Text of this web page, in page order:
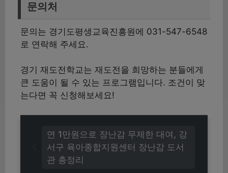
문의처
문의는 경기도평생교육진흥원에 031-547-6548
로 연락해 주세요.
경기 재도전학교는 재도전을 희망하는 분들에게
큰 도움이 될 수 있는 프로그램입니다. 조건이 맞
는다면 꼭 신청해보세요!
연 1만원으로 장난감 무제한 대여, 강
서구 육아종합지원센터 장난감 도서
관 총정리